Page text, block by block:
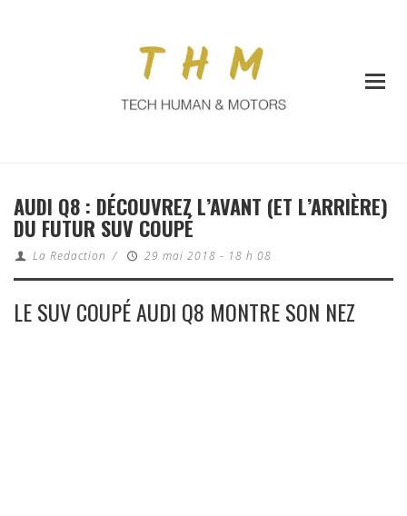
AUDI Q8 : DÉCOUVREZ L’AVANT (ET L’ARRIÈRE)
DU FUTUR SUV COUPÉ
La Redaction / 29 mai 2018 - 18 h 08
LE SUV COUPÉ AUDI Q8 MONTRE SON NEZ